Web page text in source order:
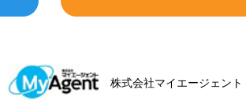
株式会社マイエージェント